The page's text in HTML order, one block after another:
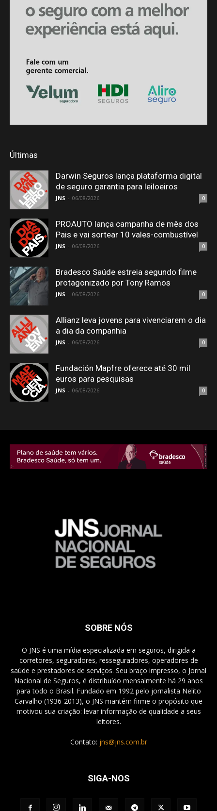
Últimas
Darwin Seguros lança plataforma digital
de seguro garantia para leiloeiros
JNS - 06/08/2026 0
PROAUTO lança campanha de mês dos
Pais e vai sortear 10 vales-combustível
JNS - 06/08/2026 0
Bradesco Saúde estreia segundo filme
protagonizado por Tony Ramos
JNS - 06/08/2026 0
Allianz leva jovens para vivenciarem o dia
a dia da companhia
JNS - 06/08/2026 0
Fundación Mapfre oferece até 30 mil
euros para pesquisas
JNS - 06/08/2026 0
SOBRE NÓS
O JNS é uma mídia especializada em seguros, dirigida a
corretores, seguradores, resseguradores, operadores de
saúde e prestadores de serviços. Seu braço impresso, o Jornal
Nacional de Seguros, é distribuído mensalmente há 29 anos
para todo o Brasil. Fundado em 1992 pelo jornalista Nelito
Carvalho (1936-2013), o JNS mantém firme o propósito que
motivou sua criação: levar informação de qualidade a seus
leitores.
Contato: jns@jns.com.br
SIGA-NOS